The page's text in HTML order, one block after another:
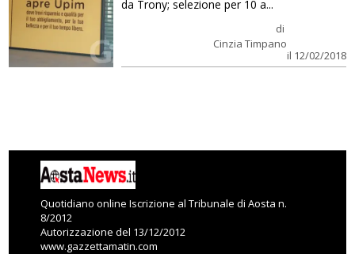
di
Cinzia Timpano
il 12/02/2018
da Trony; selezione per 10 a...
Quotidiano online Iscrizione al Tribunale di Aosta n.
8/2012
Autorizzazione del 13/12/2012
www.gazzettamatin.com